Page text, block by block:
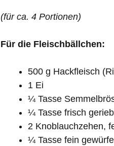
(für ca. 4 Portionen)
Für die Fleischbällchen:
500 g Hackfleisch
1 Ei
¼ Tasse
¼ Tasse frisch
2 Knoblauchzehen,
¼ Tasse fein